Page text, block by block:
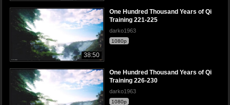
38:50
One Hundred Thousand Years of Qi
Training 221-225
darko1963
1080p
One Hundred Thousand Years of Qi
Training 226-230
darko1963
1080p